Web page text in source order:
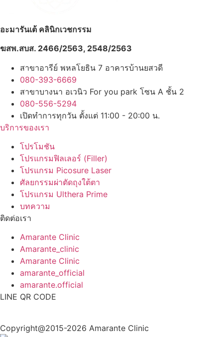
อะมารันเต้ คลินิกเวชกรรม
ฆสพ.สบส. 2466/2563, 2548/2563
สาขาอารีย์ พหลโยธิน 7 อาคารบ้านยสวดี
080-393-6669
สาขาบางนา อเวนิว For you park โซน A ชั้น 2
080-556-5294
เปิดทำการทุกวัน ตั้งแต่ 11:00 - 20:00 น.
บริการของเรา
โปรโมชัน
โปรแกรมฟิลเลอร์ (Filler)
โปรแกรม Picosure Laser
ศัลยกรรมผ่าตัดถุงใต้ตา
โปรแกรม Ulthera Prime
บทความ
ติดต่อเรา
Amarante Clinic
Amarante_clinic
Amarante Clinic
amarante_official
amarante.official
LINE QR CODE
Copyright@2015-2026 Amarante Clinic